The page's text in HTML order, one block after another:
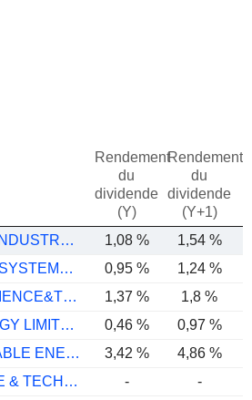
Rendement
du
dividende
(Y)
Rendement
du
dividende
(Y+1)
DAJIN HEAVY INDUSTRY CO.,LTD. 1,08 % 1,54 %
VESTAS WIND SYSTEMS A/S
0,95 % 1,24 %
GOLDWIND SCIENCE&TECHNOLOGY CO., LTD.
1,37 % 1,8 %
SUZLON ENERGY LIMITED
0,46 % 0,97 %
SANY RENEWABLE ENERGY CO.,LTD.
3,42 % 4,86 %
CSSC SCIENCE & TECHNOLOGY CO., LTD
-
-